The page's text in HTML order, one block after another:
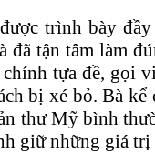
trình bày
tận tâm làm
chính tựa đề, gọi
bị xé bỏ. Bà
thư Mỹ bình
giữ những giá